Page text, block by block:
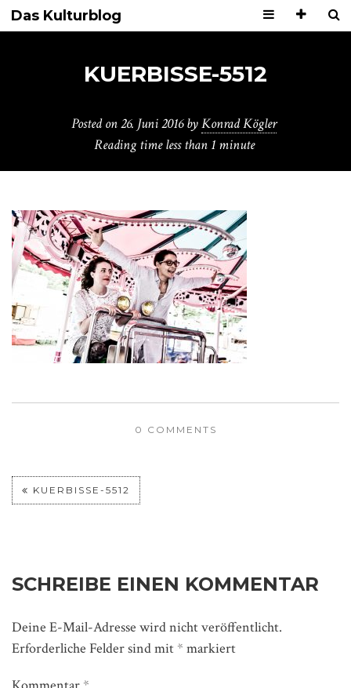
Das Kulturblog
KUERBISSE-5512
Posted on26. Juni 2016 byKonrad Kögler
Reading timeless than 1 minute
0 COMMENTS
KUERBISSE-5512
SCHREIBE EINEN KOMMENTAR
Deine E-Mail-Adresse wird nicht veröffentlicht.
Erforderliche Felder sind mit * markiert